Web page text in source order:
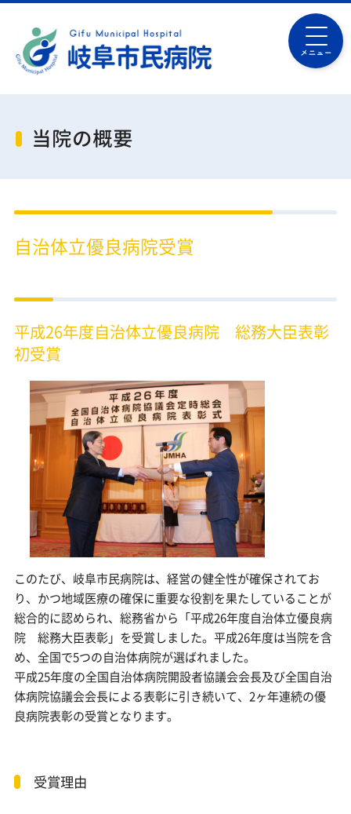
メニュー
当院の概要
自治体立優良病院受賞
平成26年度自治体立優良病院 総務大臣表彰
初受賞
このたび、岐阜市民病院は、経営の健全性が確保されてお
り、かつ地域医療の確保に重要な役割を果たしていることが
総合的に認められ、総務省から「平成26年度自治体立優良病
院 総務大臣表彰」を受賞しました。平成26年度は当院を含
め、全国で5つの自治体病院が選ばれました。
平成25年度の全国自治体病院開設者協議会会長及び全国自治
体病院協議会会長による表彰に引き続いて、2ヶ年連続の優
良病院表彰の受賞となります。
受賞理由